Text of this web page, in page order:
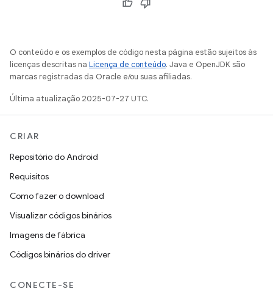
O conteúdo e os exemplos de código nesta página estão sujeitos às
licenças descritas na Licença de conteúdo. Java e OpenJDK são
marcas registradas da Oracle e/ou suas afiliadas.
Última atualização 2025-07-27 UTC.
CRIAR
Repositório do Android
Requisitos
Como fazer o download
Visualizar códigos binários
Imagens de fábrica
Códigos binários do driver
CONECTE-SE